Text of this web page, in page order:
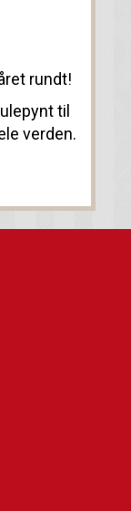
rundt!
til
verden.